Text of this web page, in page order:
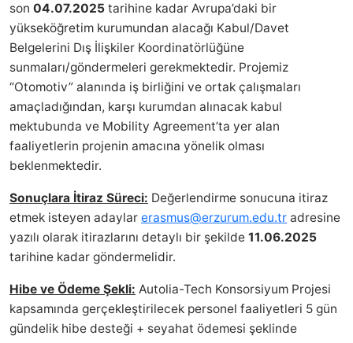
son 04.07.2025 tarihine kadar Avrupa’daki bir
yükseköğretim kurumundan alacağı Kabul/Davet
Belgelerini Dış İlişkiler Koordinatörlüğüne
sunmaları/göndermeleri gerekmektedir. Projemiz
“Otomotiv” alanında iş birliğini ve ortak çalışmaları
amaçladığından, karşı kurumdan alınacak kabul
mektubunda ve Mobility Agreement’ta yer alan
faaliyetlerin projenin amacına yönelik olması
beklenmektedir.
Sonuçlara İtiraz Süreci: Değerlendirme sonucuna itiraz
etmek isteyen adaylar erasmus@erzurum.edu.tr adresine
yazılı olarak itirazlarını detaylı bir şekilde 11.06.2025
tarihine kadar göndermelidir.
Hibe ve Ödeme Şekli: Autolia-Tech Konsorsiyum Projesi
kapsamında gerçekleştirilecek personel faaliyetleri 5 gün
gündelik hibe desteği + seyahat ödemesi şeklinde